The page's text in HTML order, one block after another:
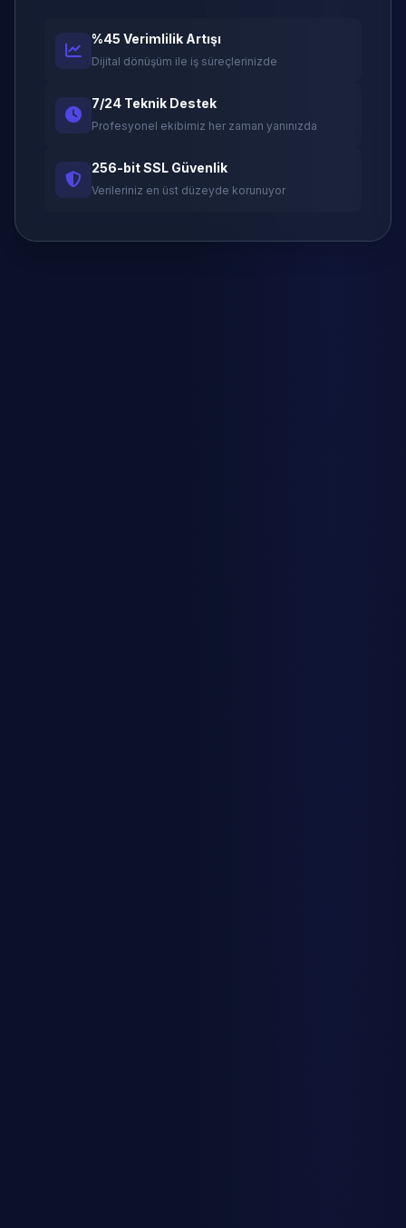
%45 Verimlilik Artışı
Dijital dönüşüm ile iş süreçlerinizde
7/24 Teknik Destek
Profesyonel ekibimiz her zaman yanınızda
256-bit SSL Güvenlik
Verileriniz en üst düzeyde korunuyor